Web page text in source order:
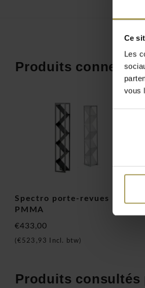
Ce
Les
vous
pouvez commander un pied
d'embarasser du regard vos
avec un pied pivotant afin que vos
Lourens Fisher Professional
Produits connexes
Spectro porte-revues en
PMMA
€433,00
€523,93 Incl. btw)
Produits consultés